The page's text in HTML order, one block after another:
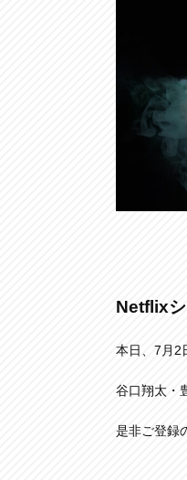
Netflixシ
本日、7月2
谷口翔太・
是非ご登録